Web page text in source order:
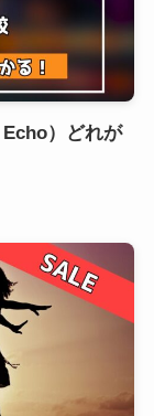
Echo）どれが